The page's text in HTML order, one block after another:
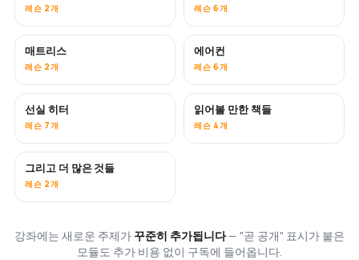
레슨 2개 레슨 6개
매트리스
레슨 2개
곧 공개
에어컨
레슨 6개
곧 공개
선실 히터
레슨 7개
곧 공개
읽어볼 만한 책들
레슨 4개
곧 공개
그리고 더 많은 것들
레슨 2개
강좌에는 새로운 주제가 꾸준히 추가됩니다— "곧 공개" 표시가 붙은
모듈도 추가 비용 없이 구독에 들어옵니다.